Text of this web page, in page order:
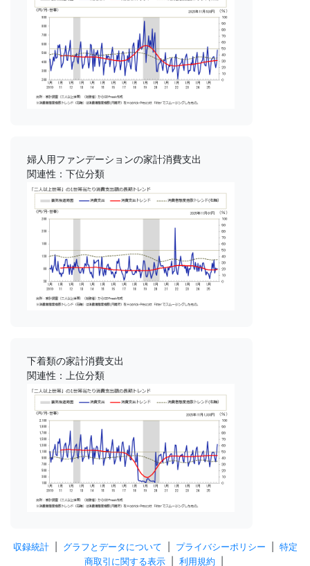
婦人用ファンデーションの家計消費支出
関連性：下位分類
下着類の家計消費支出
関連性：上位分類
収録統計| グラフとデータについて プライバシーポリシー
特定
商取引に関する表示| 利用規約